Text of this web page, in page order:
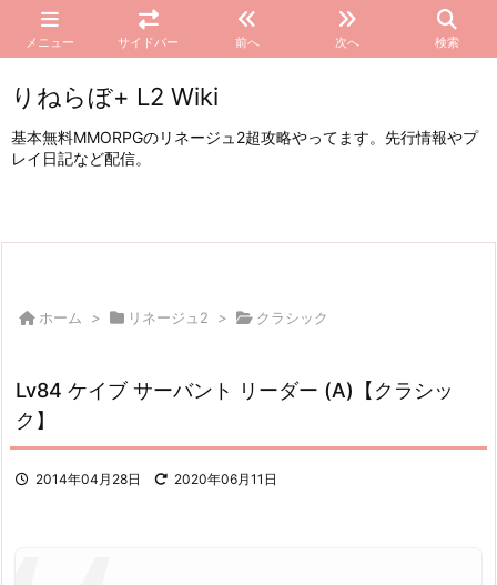
メニュー サイドバー 前へ 次へ 検索
りねらぼ+ L2 Wiki
基本無料MMORPGのリネージュ2超攻略やってます。先行情報やプ
レイ日記など配信。
ホーム > リネージュ2 > クラシック
Lv84 ケイブ サーバント リーダー (A)【クラシッ
ク】
2014年04月28日 2020年06月11日